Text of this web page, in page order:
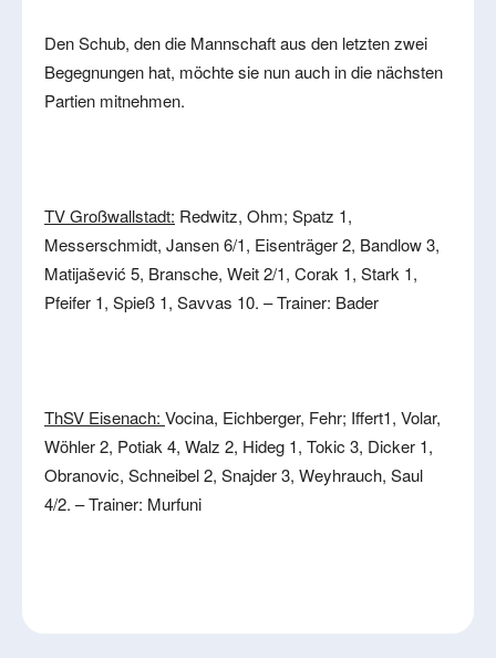
Den Schub, den die Mannschaft aus den letzten zwei
Begegnungen hat, möchte sie nun auch in die nächsten
Partien mitnehmen.
TV Großwallstadt: Redwitz, Ohm; Spatz 1,
Messerschmidt, Jansen 6/1, Eisenträger 2, Bandlow 3,
Matijašević 5, Bransche, Weit 2/1, Corak 1, Stark 1,
Pfeifer 1, Spieß 1, Savvas 10. – Trainer: Bader
ThSV Eisenach: Vocina, Eichberger, Fehr; Iffert1, Volar,
Wöhler 2, Potiak 4, Walz 2, Hideg 1, Tokic 3, Dicker 1,
Obranovic, Schneibel 2, Snajder 3, Weyhrauch, Saul
4/2. – Trainer: Murfuni